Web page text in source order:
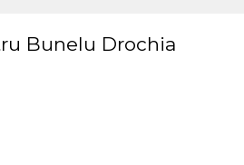
Bunelu Drochia